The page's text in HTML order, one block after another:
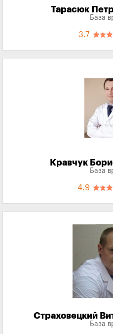
Тарасюк
База
3.7
Кравчук
База
4.9
Страховецкий
База